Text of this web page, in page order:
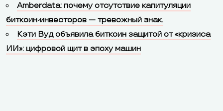
Amberdata: почему отсутствие капитуляции
биткоин-инвесторов — тревожный знак.
Кэти Вуд объявила биткоин защитой от «кризиса
ИИ»: цифровой щит в эпоху машин